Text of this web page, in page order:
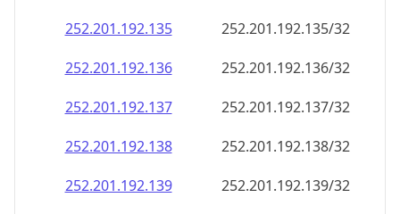
252.201.192.135
252.201.192.135/32
252.201.192.136
252.201.192.136/32
252.201.192.137
252.201.192.137/32
252.201.192.138
252.201.192.138/32
252.201.192.139
252.201.192.139/32